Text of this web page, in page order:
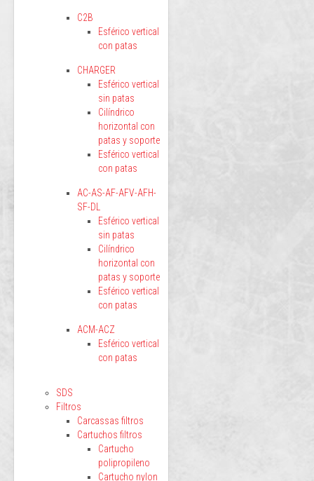
C2B
Esférico vertical
con patas
CHARGER
Esférico vertical
sin patas
Cilíndrico
horizontal con
patas y soporte
Esférico vertical
con patas
AC-AS-AF-AFV-AFH-
SF-DL
Esférico vertical
sin patas
Cilíndrico
horizontal con
patas y soporte
Esférico vertical
con patas
ACM-ACZ
Esférico vertical
con patas
SDS
Filtros
Carcassas filtros
Cartuchos filtros
Cartucho
polipropileno
Cartucho nylon